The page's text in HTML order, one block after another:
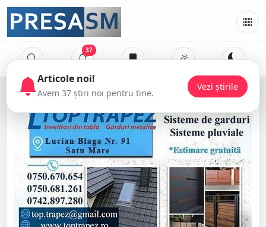
37
Articole noi!
Avem 37 știri noi pentru tine.
Vezi știrile